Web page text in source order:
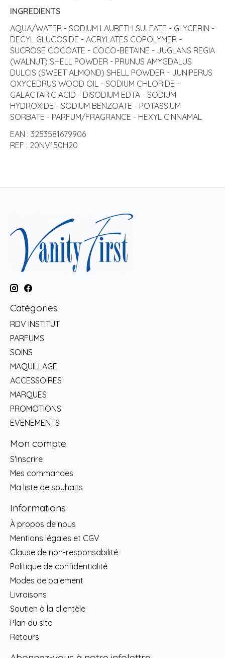
INGREDIENTS
AQUA/WATER - SODIUM LAURETH SULFATE - GLYCERIN -
DECYL GLUCOSIDE - ACRYLATES COPOLYMER -
SUCROSE COCOATE - COCO-BETAINE - JUGLANS REGIA
(WALNUT) SHELL POWDER - PRUNUS AMYGDALUS
DULCIS (SWEET ALMOND) SHELL POWDER - JUNIPERUS
OXYCEDRUS WOOD OIL - SODIUM CHLORIDE -
GALACTARIC ACID - DISODIUM EDTA - SODIUM
HYDROXIDE - SODIUM BENZOATE - POTASSIUM
SORBATE - PARFUM/FRAGRANCE - HEXYL CINNAMAL
EAN : 3253581679906
REF : 20NV150H20
Catégories
RDV INSTITUT
PARFUMS
SOINS
MAQUILLAGE
ACCESSOIRES
MARQUES
PROMOTIONS
EVENEMENTS
Mon compte
S'inscrire
Mes commandes
Ma liste de souhaits
Informations
À propos de nous
Mentions légales et CGV
Clause de non-responsabilité
Politique de confidentialité
Modes de paiement
Livraisons
Soutien à la clientèle
Plan du site
Retours